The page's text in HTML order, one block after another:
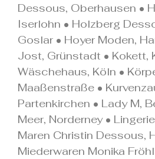
Dessous, Oberhausen •
Iserlohn • Holzberg
Goslar • Hoyer Moden,
Jost, Grünstadt • Kokett,
Wäschehaus, Köln •
Maaßenstraße •
Partenkirchen • Lady M,
Meer, Norderney •
Maren Christin Dessous,
Miederwaren Monika